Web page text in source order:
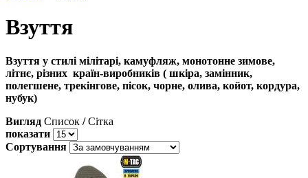
Взуття
Взуття у стилі мілітарі, камуфляж, монотонне зимове,
літнє, різних країн-виробників ( шкіра, замінник,
полегшене, трекінгове, пісок, чорне, олива, койот, кордура,
нубук)
Вигляд Список / Сітка
показати
Сортування